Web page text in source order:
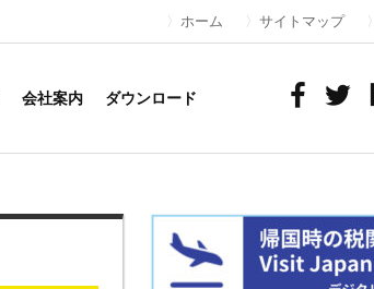
ホーム サイトマップ
会社案内 ダウンロード